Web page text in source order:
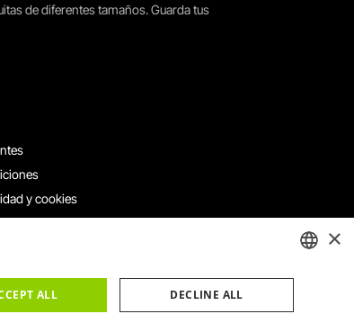
de diferentes tamaños. Guarda tus
y cookies
×
ALL DECLINE ALL